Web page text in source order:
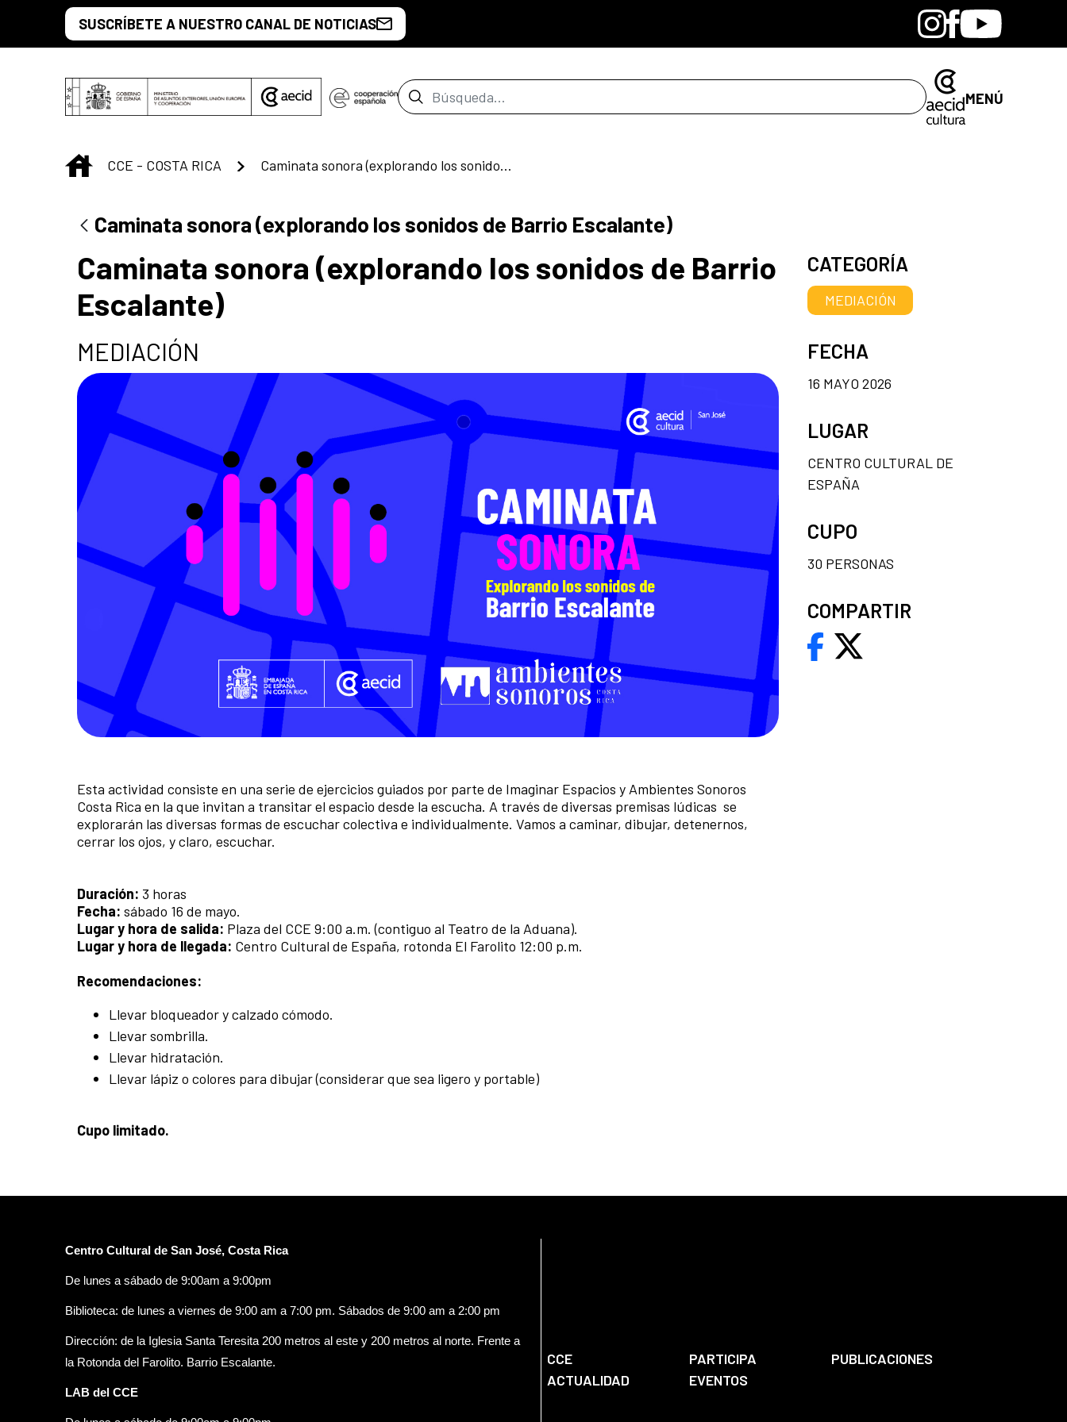
Saltar al contenido principal
SUSCRÍBETE A NUESTRO CANAL DE NOTICIAS BandcampInstagram
Facebook
Youtube
Barra de búsqueda MENÚ
INICIO
CCE - COSTA RICA Caminata sonora (explorando los sonidos de Barrio Escalante)
Caminata sonora (explorando los sonidos de Barrio Escalante)
Caminata sonora (explorando los sonidos de Barrio
Escalante)
MEDIACIÓN
Esta actividad consiste en una serie de ejercicios guiados por parte de Imaginar Espacios y Ambientes Sonoros
Costa Rica en la que invitan a transitar el espacio desde la escucha. A través de diversas premisas lúdicas se
explorarán las diversas formas de escuchar colectiva e individualmente. Vamos a caminar, dibujar, detenernos,
cerrar los ojos, y claro, escuchar.
Duración: 3 horas
Fecha: sábado 16 de mayo.
Lugar y hora de salida: Plaza del CCE 9:00 a.m. (contiguo al Teatro de la Aduana).
Lugar y hora de llegada: Centro Cultural de España, rotonda El Farolito 12:00 p.m.
Recomendaciones:
Llevar bloqueador y calzado cómodo.
Llevar sombrilla.
Llevar hidratación.
Llevar lápiz o colores para dibujar (considerar que sea ligero y portable)
Cupo limitado.
CATEGORÍA
MEDIACIÓN
FECHA
16 MAYO 2026
LUGAR
CENTRO CULTURAL DE
ESPAÑA
CUPO
30 PERSONAS
COMPARTIR
Centro Cultural de San José, Costa Rica
De lunes a sábado de 9:00am a 9:00pm
Biblioteca: de lunes a viernes de 9:00 am a 7:00 pm. Sábados de 9:00 am a 2:00 pm
Dirección: de la Iglesia Santa Teresita 200 metros al este y 200 metros al norte. Frente a
la Rotonda del Farolito. Barrio Escalante.
LAB del CCE
CCE PARTICIPA
PUBLICACIONES
ACTUALIDAD
EVENTOS